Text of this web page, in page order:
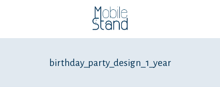
birthday_party_design_1_year